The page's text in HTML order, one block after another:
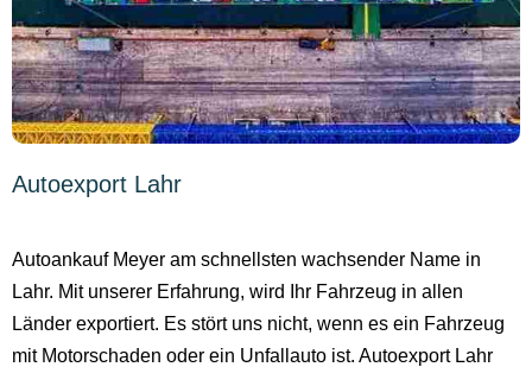
Autoexport Lahr
Autoankauf Meyer am schnellsten wachsender Name in
Lahr. Mit unserer Erfahrung, wird Ihr Fahrzeug in allen
Länder exportiert. Es stört uns nicht, wenn es ein Fahrzeug
mit Motorschaden oder ein Unfallauto ist. Autoexport Lahr